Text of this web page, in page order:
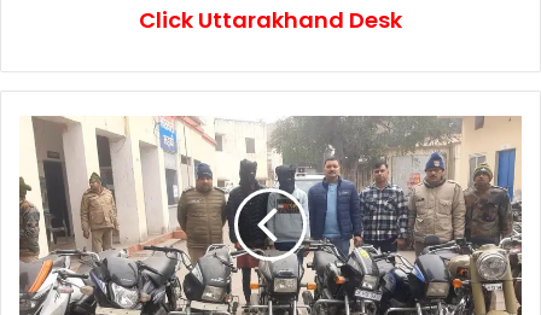
Click Uttarakhand Desk